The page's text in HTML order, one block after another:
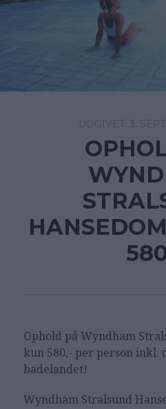
3.
Ophold på Wyndham
kun 580,- per person inkl.
badelandet!
Wyndham Stralsund